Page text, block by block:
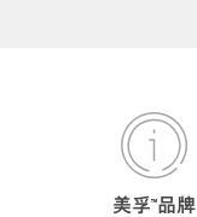
美孚™品牌